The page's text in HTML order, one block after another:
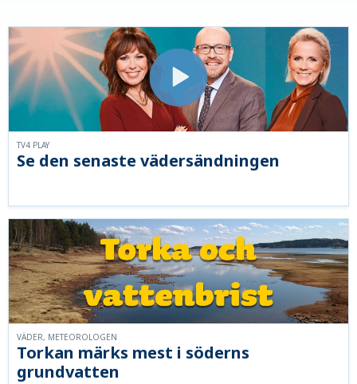
Se den senaste vädersändningen
TV4 PLAY
Torkan märks mest i söderns
grundvatten
VÄDER, METEOROLOGEN